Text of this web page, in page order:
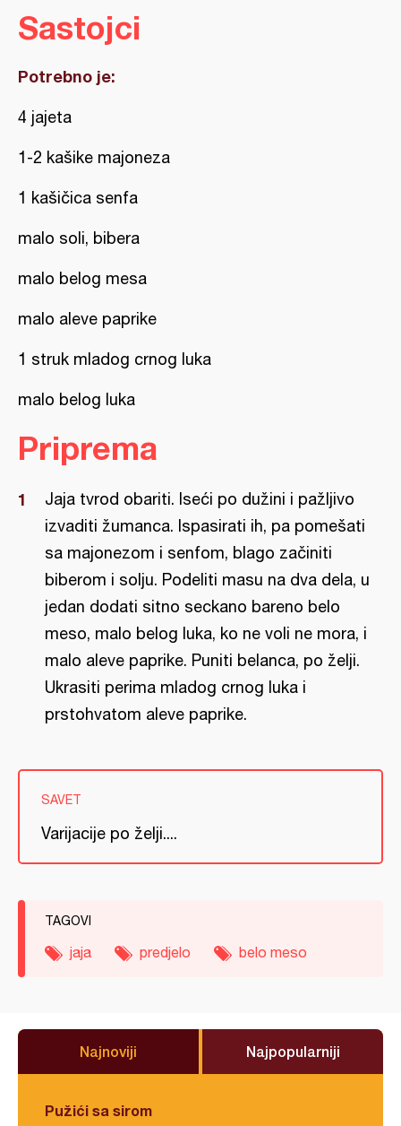
Sastojci
Potrebno je:
4 jajeta
1-2 kašike majoneza
1 kašičica senfa
malo soli, bibera
malo belog mesa
malo aleve paprike
1 struk mladog crnog luka
malo belog luka
Priprema
Jaja tvrod obariti. Iseći po dužini i pažljivo
izvaditi žumanca. Ispasirati ih, pa pomešati
sa majonezom i senfom, blago začiniti
biberom i solju. Podeliti masu na dva dela, u
jedan dodati sitno seckano bareno belo
meso, malo belog luka, ko ne voli ne mora, i
malo aleve paprike. Puniti belanca, po želji.
Ukrasiti perima mladog crnog luka i
prstohvatom aleve paprike.
SAVET
Varijacije po želji....
TAGOVI
jaja predjelo belo meso
Najnoviji Najpopularniji
Pužići sa sirom